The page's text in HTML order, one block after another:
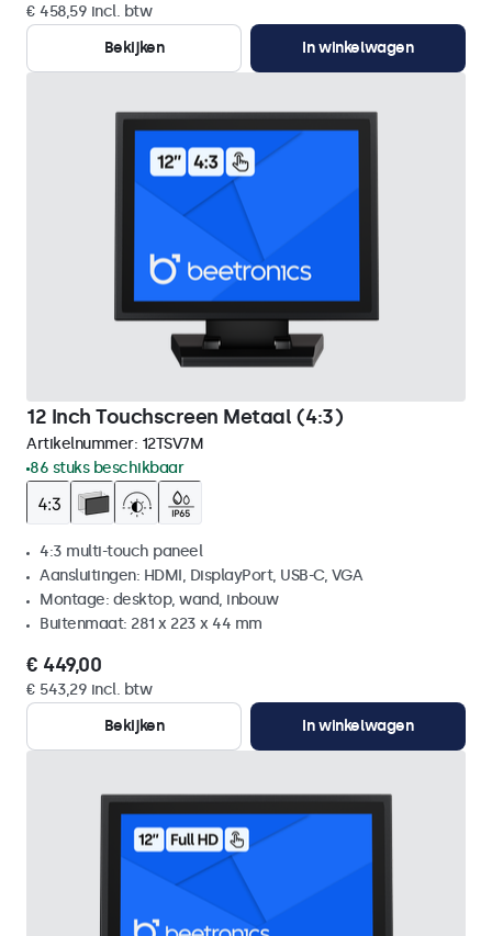
€ 458,59 incl. btw
Bekijken
In winkelwagen
12 Inch Touchscreen Metaal (4:3)
Artikelnummer: 12TSV7M
86 stuks beschikbaar
4:3 multi-touch paneel
Aansluitingen: HDMI, DisplayPort, USB-C, VGA
Montage: desktop, wand, inbouw
Buitenmaat: 281 x 223 x 44 mm
€ 449,00
€ 543,29 incl. btw
Bekijken
In winkelwagen